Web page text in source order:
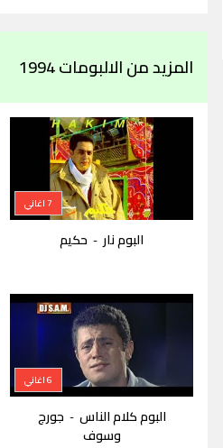
المزيد من الالبومات 1994
7 اغاني
البوم نار - حكيم
6 اغاني
البوم كلام الناس - جورج
وسوف